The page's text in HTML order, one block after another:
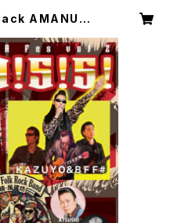
AMANUM
オンライン
プ